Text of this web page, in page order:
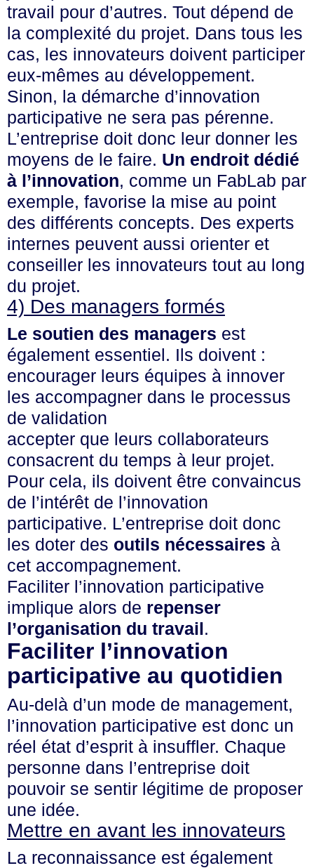
travail pour d’autres. Tout dépend de
la complexité du projet. Dans tous les
cas, les innovateurs doivent participer
eux-mêmes au développement.
Sinon, la démarche d’innovation
participative ne sera pas pérenne.
L’entreprise doit donc leur donner les
moyens de le faire. Un endroit dédié
à l’innovation, comme un FabLab par
exemple, favorise la mise au point
des différents concepts. Des experts
internes peuvent aussi orienter et
conseiller les innovateurs tout au long
du projet.
4) Des managers formés
Le soutien des managers est
également essentiel. Ils doivent :
encourager leurs équipes à innover
les accompagner dans le processus
de validation
accepter que leurs collaborateurs
consacrent du temps à leur projet.
Pour cela, ils doivent être convaincus
de l’intérêt de l’innovation
participative. L’entreprise doit donc
les doter des outils nécessaires à
cet accompagnement.
Faciliter l’innovation participative
implique alors de repenser
l’organisation du travail.
Faciliter l’innovation
participative au quotidien
Au-delà d’un mode de management,
l’innovation participative est donc un
réel état d’esprit à insuffler. Chaque
personne dans l’entreprise doit
pouvoir se sentir légitime de proposer
une idée.
Mettre en avant les innovateurs
La reconnaissance est également